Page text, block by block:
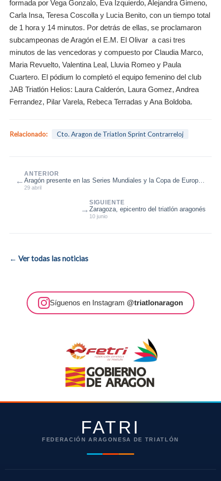
formada por Vega Gonzalo, Eva Izquierdo, Alejandra Gimeno,
Carla Insa, Teresa Coscolla y Lucia Benito, con un tiempo total
de 1 hora y 14 minutos. Por detrás de ellas, se proclamaron
subcampeonas de Aragón el E.M. El Olivar a casi tres
minutos de las vencedoras y compuesto por Claudia Marco,
Maria Revuelto, Valentina Leal, Lluvia Romeo y Paula
Cuartero. El pódium lo completó el equipo femenino del club
JAB Triatlón Helios: Laura Calderón, Laura Gomez, Andrea
Ferrandez, Pilar Varela, Rebeca Terradas y Ana Boldoba.
Relacionado: Cto. Aragon de Triatlon Sprint Contrarreloj
←
ANTERIOR
Aragón presente en las Series Mundiales y la Copa de Europa
de Triatlón
29 abril
SIGUIENTE
Zaragoza, epicentro del triatlón aragonés
10 junio
→
← Ver todas las noticias
Síguenos en Instagram @triatlonaragon
FATRI
FEDERACIÓN ARAGONESA DE TRIATLÓN